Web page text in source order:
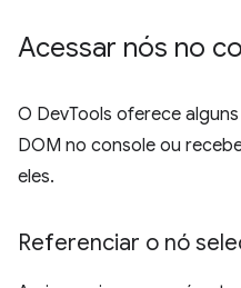
Acessar nós no
O DevTools oferece
DOM no console ou
eles.
Referenciar o nó